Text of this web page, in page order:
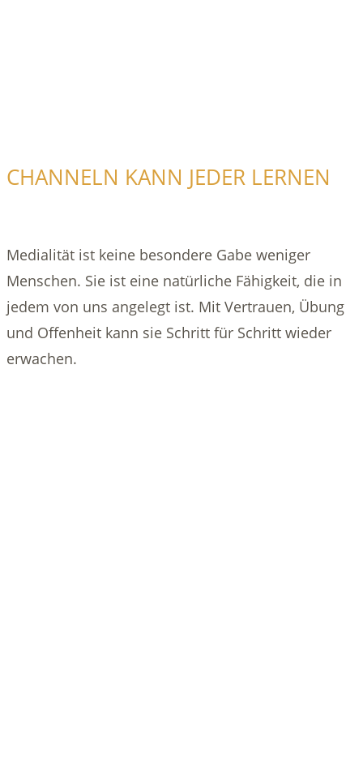
CHANNELN KANN JEDER LERNEN
Medialität ist keine besondere Gabe weniger
Menschen. Sie ist eine natürliche Fähigkeit, die in
jedem von uns angelegt ist. Mit Vertrauen, Übung
und Offenheit kann sie Schritt für Schritt wieder
erwachen.